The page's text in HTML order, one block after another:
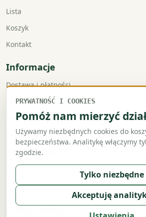
Lista
Koszyk
Kontakt
Informacje
Dostawa i płatności
Faktury VAT
Zwroty i reklamacje
Regulamin
Polityka prywatności
Polityka cookies
PRYWATNOŚĆ I COOKIES
Pomóż nam mierzyć
Używamy niezbędnych cookies do
bezpieczeństwa. Analitykę włączymy
zgodzie.
Tylko niezbędne
Akceptuję